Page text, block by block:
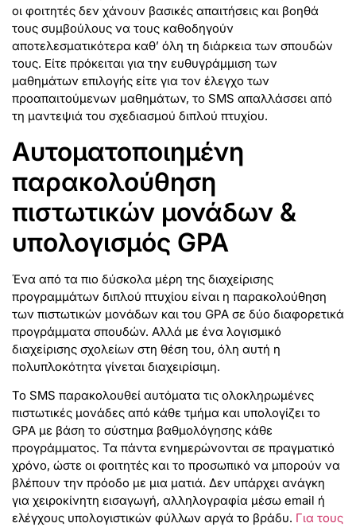
οι φοιτητές δεν χάνουν βασικές απαιτήσεις και βοηθά
τους συμβούλους να τους καθοδηγούν
αποτελεσματικότερα καθ’ όλη τη διάρκεια των σπουδών
τους. Είτε πρόκειται για την ευθυγράμμιση των
μαθημάτων επιλογής είτε για τον έλεγχο των
προαπαιτούμενων μαθημάτων, το SMS απαλλάσσει από
τη μαντεψιά του σχεδιασμού διπλού πτυχίου.
Αυτοματοποιημένη
παρακολούθηση
πιστωτικών μονάδων &
υπολογισμός GPA
Ένα από τα πιο δύσκολα μέρη της διαχείρισης
προγραμμάτων διπλού πτυχίου είναι η παρακολούθηση
των πιστωτικών μονάδων και του GPA σε δύο διαφορετικά
προγράμματα σπουδών. Αλλά με ένα λογισμικό
διαχείρισης σχολείων στη θέση του, όλη αυτή η
πολυπλοκότητα γίνεται διαχειρίσιμη.
Το SMS παρακολουθεί αυτόματα τις ολοκληρωμένες
πιστωτικές μονάδες από κάθε τμήμα και υπολογίζει το
GPA με βάση το σύστημα βαθμολόγησης κάθε
προγράμματος. Τα πάντα ενημερώνονται σε πραγματικό
χρόνο, ώστε οι φοιτητές και το προσωπικό να μπορούν να
βλέπουν την πρόοδο με μια ματιά. Δεν υπάρχει ανάγκη
για χειροκίνητη εισαγωγή, αλληλογραφία μέσω email ή
ελέγχους υπολογιστικών φύλλων αργά το βράδυ. Για τους